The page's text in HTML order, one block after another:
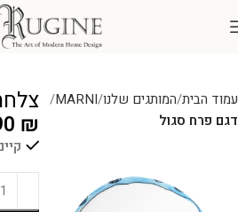
עמוד הבית המותגים שלנו MARNI
דגם פרח סגול
₪